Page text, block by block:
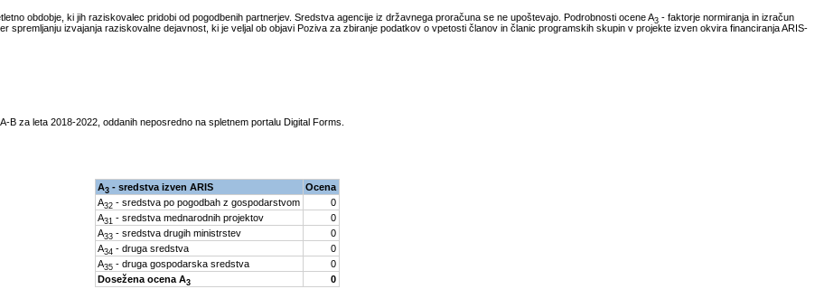
obdobje, ki jih raziskovalec pridobi od pogodbenih partnerjev. Sredstva agencije iz državnega proračuna se ne upoštevajo. Podrobnosti ocene A3 - faktorje normiranja in izračun
spremljanju izvajanja raziskovalne dejavnost, ki je veljal ob objavi Poziva za zbiranje podatkov o vpetosti članov in članic programskih skupin v projekte izven okvira financiranja ARIS-
B za leta 2018-2022, oddanih neposredno na spletnem portalu Digital Forms.
A3- sredstva izven ARIS
Ocena
A32- sredstva po pogodbah z gospodarstvom
0
A31 - sredstva mednarodnih projektov
0
A33- sredstva drugih ministrstev
0
A34 - druga sredstva
0
A35- druga gospodarska sredstva
0
Dosežena ocena A3 0